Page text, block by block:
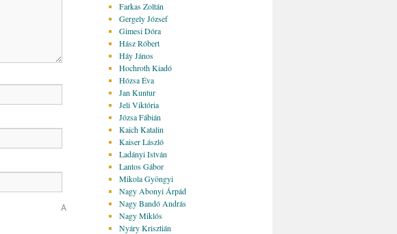
A
Farkas Zoltán
Gergely József
Gimesi Dóra
Hász Róbert
Háy János
Hochroth Kiadó
Hózsa Éva
Jan Kuntur
Jeli Viktória
Józsa Fábián
Kaich Katalin
Kaiser László
Ladányi István
Lantos Gábor
Mikola Gyöngyi
Nagy Abonyi Árpád
Nagy Bandó András
Nagy Miklós
Nyáry Krisztián